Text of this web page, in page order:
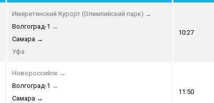
Имеретинский Курорт (Олимпийский парк) →
Волгоград-1 →
Самара →
Уфа
10:27
Новороссийск →
Волгоград-1 →
Самара →
11:50